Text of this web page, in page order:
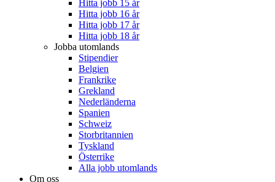
Hitta jobb 15 år
Hitta jobb 16 år
Hitta jobb 17 år
Hitta jobb 18 år
Jobba utomlands
Stipendier
Belgien
Frankrike
Grekland
Nederländerna
Spanien
Schweiz
Storbritannien
Tyskland
Österrike
Alla jobb utomlands
Om oss